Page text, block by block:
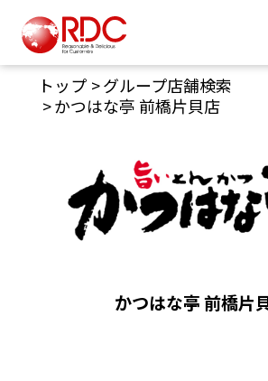
トップ
グループ店舗検索
かつはな亭 前橋片貝店
かつはな亭 前橋片